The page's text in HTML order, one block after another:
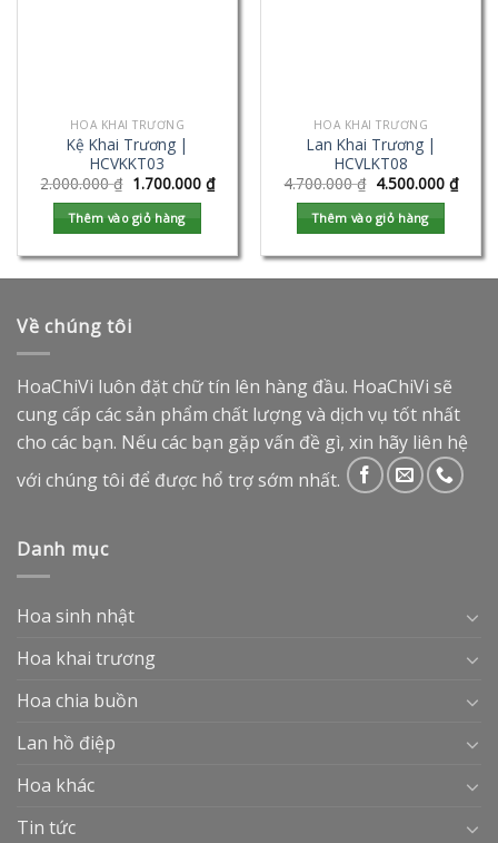
HOA KHAI TRƯƠNG
Kệ Khai Trương |
HCVKKT03
2.000.000₫ 1.700.000 ₫
Thêm vào giỏ hàng
HOA KHAI TRƯƠNG
Lan Khai Trương |
HCVLKT08
4.700.000₫ 4.500.000 ₫
Thêm vào giỏ hàng
Về chúng tôi
HoaChiVi luôn đặt chữ tín lên hàng đầu. HoaChiVi sẽ
cung cấp các sản phẩm chất lượng và dịch vụ tốt nhất
cho các bạn. Nếu các bạn gặp vấn đề gì, xin hãy liên hệ
với chúng tôi để được hổ trợ sớm nhất.
Danh mục
Hoa sinh nhật
Hoa khai trương
Hoa chia buồn
Lan hồ điệp
Hoa khác
Tin tức